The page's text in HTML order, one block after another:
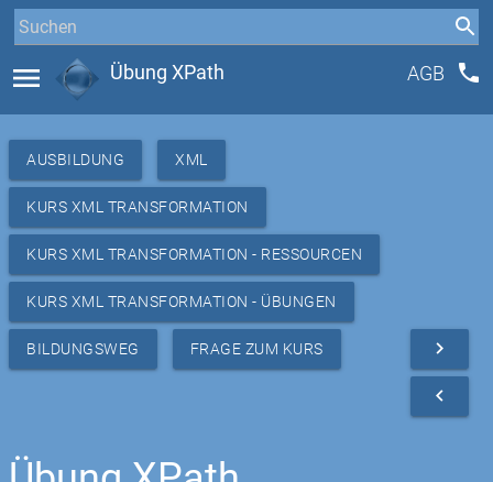
menu Übung XPath AGB phone
AUSBILDUNG XML
KURS XML TRANSFORMATION
KURS XML TRANSFORMATION - RESSOURCEN
KURS XML TRANSFORMATION - ÜBUNGEN
BILDUNGSWEG FRAGE ZUM KURS navigate_next
navigate_before